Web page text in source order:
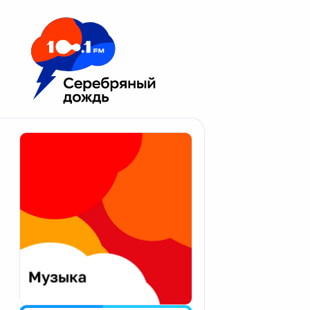
Москва 100.1 FM
Апатиты
Екатеринбург
Калининград
Калуга